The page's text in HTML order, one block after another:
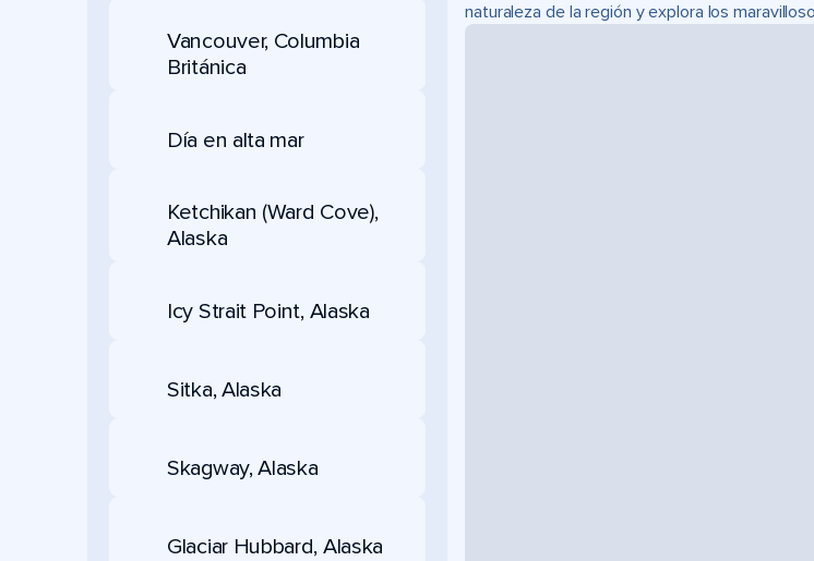
Vancouver, Columbia
Británica
Día en alta mar
Ketchikan (Ward Cove),
Alaska
Icy Strait Point, Alaska
Sitka, Alaska
Skagway, Alaska
Glaciar Hubbard, Alaska
naturaleza de la región y explora los